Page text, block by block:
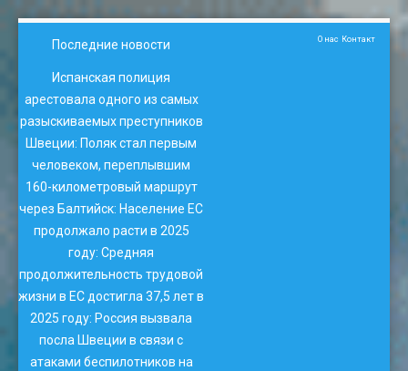
Последние новости
Испанская полиция
арестовала одного из самых
разыскиваемых преступников
Швеции: Поляк стал первым
человеком, переплывшим
160-километровый маршрут
через Балтийск: Население ЕС
продолжало расти в 2025
году: Средняя
продолжительность трудовой
жизни в ЕС достигла 37,5 лет в
2025 году: Россия вызвала
посла Швеции в связи с
атаками беспилотников на
О нас Контакт